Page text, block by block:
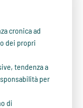
cronica ad
dei propri
tendenza a
per
di